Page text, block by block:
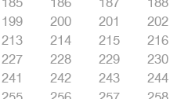
199 200 201 202
213 214 215 216
227 228 229 230
241 242 243 244